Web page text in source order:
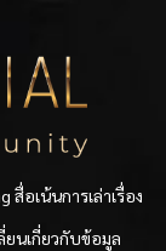
อเน้นการเล่าเรื่อง
ยนเกี่ยวกับข้อมูล